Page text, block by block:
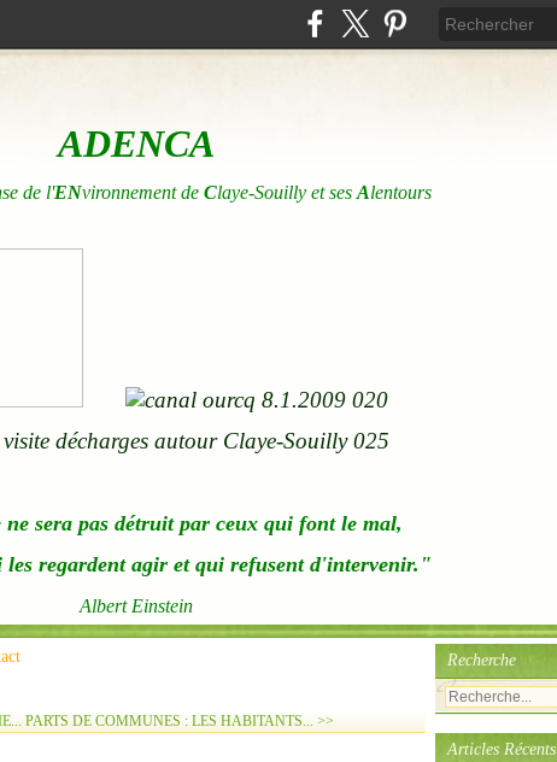
ADENCA
de l'ENvironnement de Claye-Souilly et ses Alentours
ne sera pas détruit par ceux qui font le mal,
les regardent agir et qui refusent d'intervenir."
Albert Einstein
PARTS DE COMMUNES : LES HABITANTS... >>
Recherche
Articles Récents